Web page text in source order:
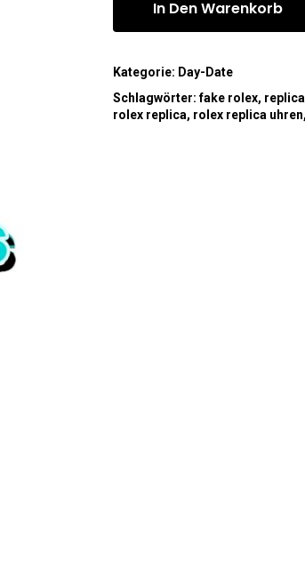
In Den Warenkorb
Kategorie: Day-Date
Schlagwörter:fake rolex,
rolex replica, rolex replica uhren,